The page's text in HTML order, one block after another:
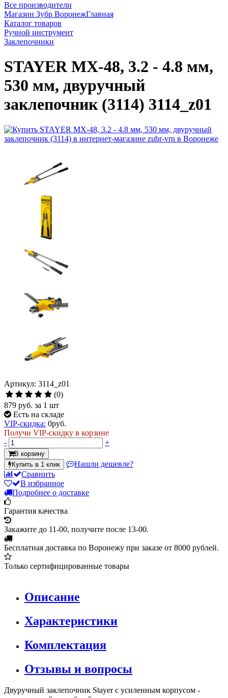
Все производители
Магазин Зубр ВоронежГлавная
Каталог товаров
Ручной инструмент
Заклепочники
STAYER MX-48, 3.2 - 4.8 мм,
530 мм, двуручный
заклепочник (3114) 3114_z01
Артикул: 3114_z01
(0)
879 руб. за 1 шт
Есть на складе
VIP-скидка: 0руб.
Получи VIP-скидку в корзине
-
+
В корзину
Купить в 1 клик
Нашли дешевле?
Сравнить
В избранное
Подробнее о доставке
Гарантия качества
Закажите до 11-00, получите после 13-00.
Бесплатная доставка по Воронежу при заказе от 8000 рублей.
Только сертифицированные товары
Описание
Характеристики
Комплектация
Отзывы и вопросы
Двуручный заклепочник Stayer с усиленным корпусом -